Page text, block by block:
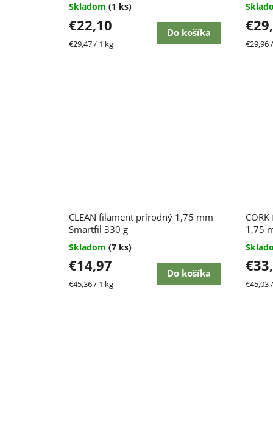
Skladom (1 ks)
€22,10
Jednotková
€29,47 / 1 kg
Do košíka
€29,96
CLEAN filament prírodný 1,75 mm
Smartfil 330 g
Skladom (7 ks)
€14,97
Jednotková
€45,36 / 1 kg
Do košíka
1,75
€45,03